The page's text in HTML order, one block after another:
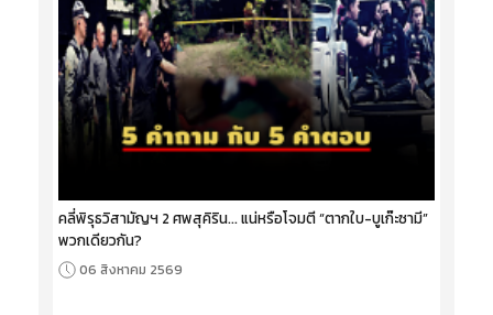
คลี่พิรุธวิสามัญฯ 2 ศพสุคิริน... แน่หรือโจมตี “ตากใบ-บูเก๊ะซามี”
พวกเดียวกัน?
06 สิงหาคม 2569